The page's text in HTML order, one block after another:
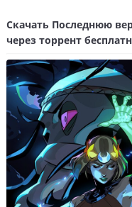
Скачать Последнюю
через торрент